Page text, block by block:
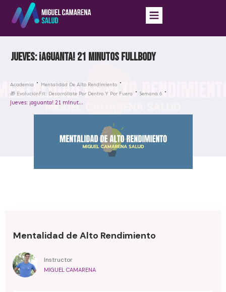
Jueves: ¡aguanta! 21 minutos fullbody
Academia
Mentalidad De Alto Rendimiento
🎁 EvoluciónFit: Desarróllate Por Dentro Y Por Fuera
Semana 6
Jueves: ¡aguanta! 21 minutos fullbody
Mentalidad de Alto Rendimiento
Instructor
MIGUEL CAMARENA